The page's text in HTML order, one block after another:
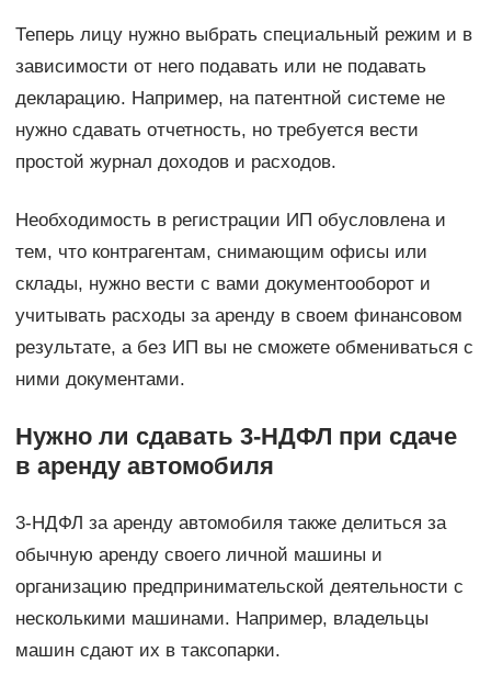
Теперь лицу нужно выбрать специальный режим и в
зависимости от него подавать или не подавать
декларацию. Например, на патентной системе не
нужно сдавать отчетность, но требуется вести
простой журнал доходов и расходов.
Необходимость в регистрации ИП обусловлена и
тем, что контрагентам, снимающим офисы или
склады, нужно вести с вами документооборот и
учитывать расходы за аренду в своем финансовом
результате, а без ИП вы не сможете обмениваться с
ними документами.
Нужно ли сдавать 3-НДФЛ при сдаче
в аренду автомобиля
3-НДФЛ за аренду автомобиля также делиться за
обычную аренду своего личной машины и
организацию предпринимательской деятельности с
несколькими машинами. Например, владельцы
машин сдают их в таксопарки.